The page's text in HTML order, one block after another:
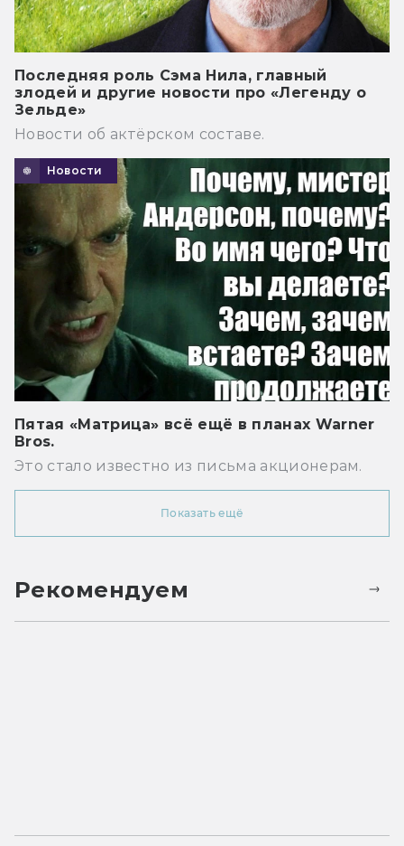
Последняя роль Сэма Нила, главный
злодей и другие новости про «Легенду о
Зельде»
Новости об актёрском составе.
Новости
Пятая «Матрица» всё ещё в планах Warner
Bros.
Это стало известно из письма акционерам.
Показать ещё
Рекомендуем